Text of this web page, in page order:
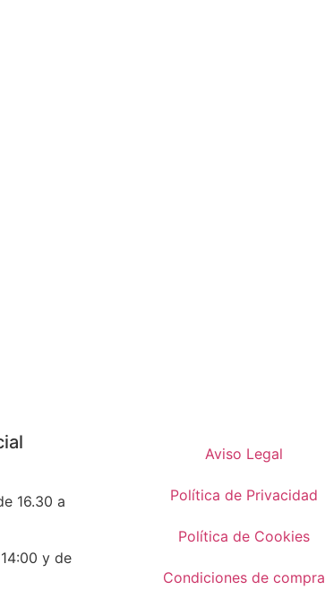
16.30 a
y de
Aviso Legal
Política de Privacidad
Política de Cookies
Condiciones de compra